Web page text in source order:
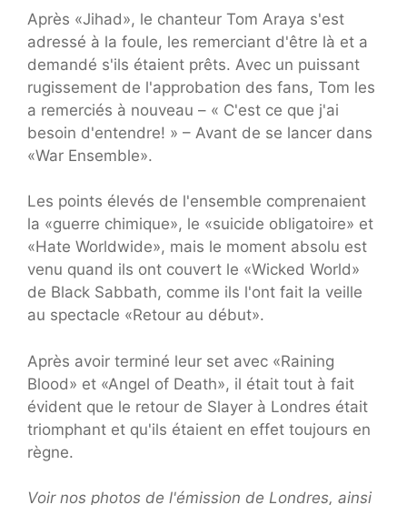
Après «Jihad», le chanteur Tom Araya s'est
adressé à la foule, les remerciant d'être là et a
demandé s'ils étaient prêts. Avec un puissant
rugissement de l'approbation des fans, Tom les
a remerciés à nouveau – « C'est ce que j'ai
besoin d'entendre! » – Avant de se lancer dans
«War Ensemble».
Les points élevés de l'ensemble comprenaient
la «guerre chimique», le «suicide obligatoire» et
«Hate Worldwide», mais le moment absolu est
venu quand ils ont couvert le «Wicked World»
de Black Sabbath, comme ils l'ont fait la veille
au spectacle «Retour au début».
Après avoir terminé leur set avec «Raining
Blood» et «Angel of Death», il était tout à fait
évident que le retour de Slayer à Londres était
triomphant et qu'ils étaient en effet toujours en
règne.
Voir nos photos de l'émission de Londres, ainsi